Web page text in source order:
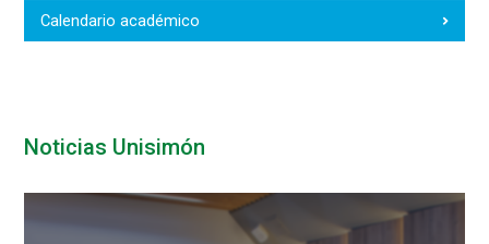
Calendario académico
Noticias Unisimón